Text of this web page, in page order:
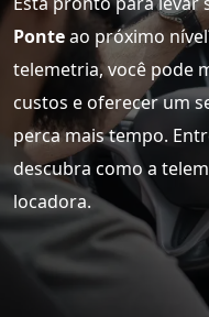
Ponteao próximo
telemetria, você pode
custos e oferecer um
perca mais tempo.
descubra como a
locadora.